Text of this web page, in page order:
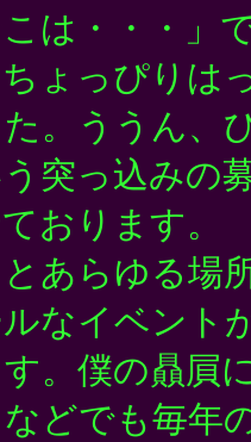
は・・・」
ょっぴりは
。ううん、
突っ込みの
おります。
あらゆる場
なイベント
。僕の贔屓
どでも毎年